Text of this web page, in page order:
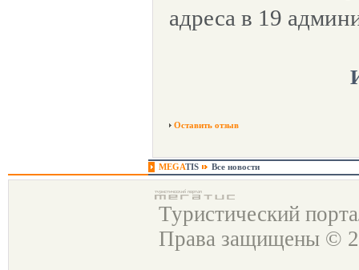
адреса в 19
Оставить отзыв
MEGATIS Все новости
Туристический
Права защищены ©